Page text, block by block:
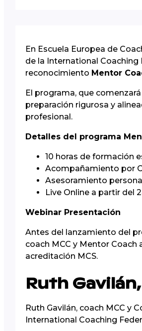
En Escuela Europea de
de la International
reconocimiento Mentor
El programa, que comenzará
preparación rigurosa y
profesional.
Detalles del programa
10 horas de formación
Acompañamiento por
Asesoramiento
Live Online a partir del
Webinar Presentación
Antes del lanzamiento del
coach MCC y Mentor
acreditación MCS.
Ruth
Ruth Gavilán, coach MCC y
International Coaching